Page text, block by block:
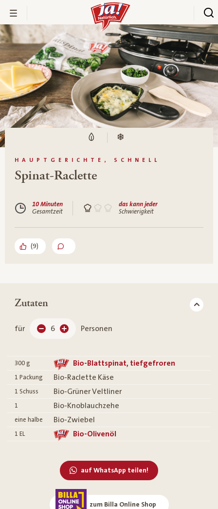
HAUPTGERICHTE, SCHNELL
Spinat-Raclette
10 Minuten
Gesamtzeit
das kann jeder
Schwierigkeit
(9)
Zutaten
für 6 Personen
300 g Bio-Blattspinat, tiefgefroren
1 Packung Bio-Raclette Käse
1 Schuss Bio-Grüner Veltliner
1 Bio-Knoblauchzehe
eine halbe Bio-Zwiebel
1 EL Bio-Olivenöl
auf WhatsApp teilen!
zum Billa Online Shop